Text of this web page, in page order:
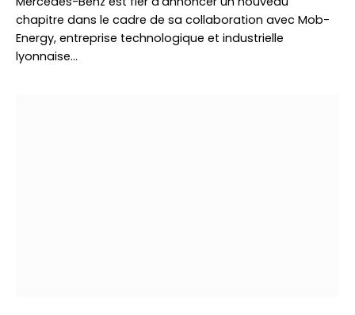
chapitre dans le cadre de sa collaboration avec Mob-
Energy, entreprise technologique et industrielle
lyonnaise…